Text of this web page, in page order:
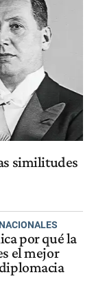
similitudes
por qué la
el mejor